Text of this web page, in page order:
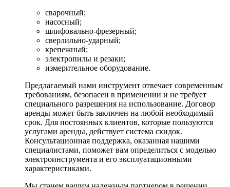
сварочный;
насосный;
шлифовально-фрезерный;
сверлильно-ударный;
крепежный;
электропилы и резаки;
измерительное оборудование.
Предлагаемый нами инструмент отвечает современным
требованиям, безопасен в применении и не требует
специального разрешения на использование. Договор
аренды может быть заключен на любой необходимый
срок. Для постоянных клиентов, которые пользуются
услугами аренды, действует система скидок.
Консультационная поддержка, оказанная нашими
специалистами, поможет вам определиться с моделью
электроинструмента и его эксплуатационными
характеристиками.